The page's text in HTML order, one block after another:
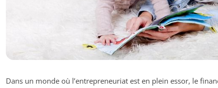
Dans un monde où l’entrepreneuriat est en plein essor, le